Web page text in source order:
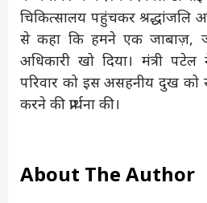
चिकित्सालय पहुंचकर श्रद्धांजलि
से कहा कि हमने एक जाबाज़,
अधिकारी खो दिया। मंत्री
परिवार को इस असहनीय दुख को
करने की प्रार्थना की।
About The Author